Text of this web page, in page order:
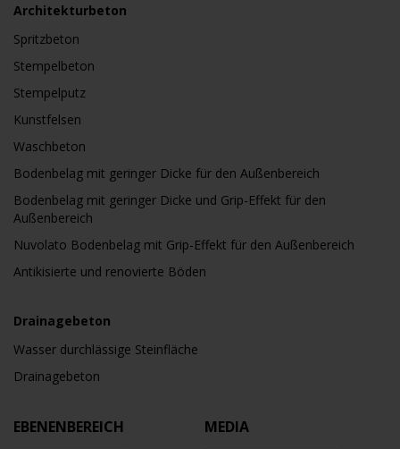
Architekturbeton
Spritzbeton
Stempelbeton
Stempelputz
Kunstfelsen
Waschbeton
Bodenbelag mit geringer Dicke für den Außenbereich
Bodenbelag mit geringer Dicke und Grip-Effekt für den
Außenbereich
Nuvolato Bodenbelag mit Grip-Effekt für den Außenbereich
Antikisierte und renovierte Böden
Drainagebeton
Wasser durchlässige Steinfläche
Drainagebeton
EBENENBEREICH MEDIA